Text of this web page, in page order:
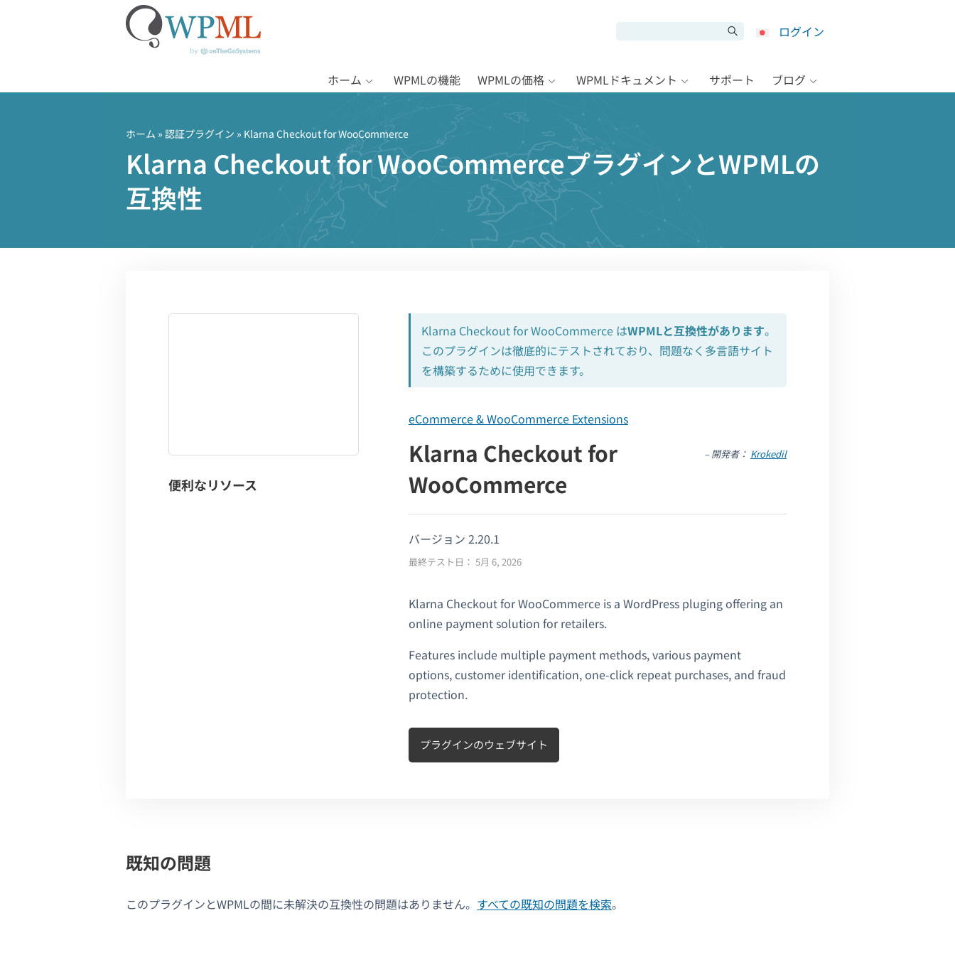
プ
ログイン
ホーム WPMLの機能 WPMLの価格 WPMLドキュメント サポート ブログ
ホーム » 認証プラグイン » Klarna Checkout for WooCommerce
Klarna Checkout for WooCommerceプラグインとWPMLの
互換性
便利なリソース
Klarna Checkout for WooCommerce はWPMLと互換性があります。
このプラグインは徹底的にテストされており、問題なく多言語サイト
を構築するために使用できます。
eCommerce & WooCommerce Extensions
Klarna Checkout for
WooCommerce
– 開発者： Krokedil
バージョン 2.20.1
最終テスト日： 5月 6, 2026
Klarna Checkout for WooCommerce is a WordPress pluging offering an
online payment solution for retailers.
Features include multiple payment methods, various payment
options, customer identification, one-click repeat purchases, and fraud
protection.
プラグインのウェブサイト
既知の問題
このプラグインとWPMLの間に未解決の互換性の問題はありません。 すべての既知の問題を検索。